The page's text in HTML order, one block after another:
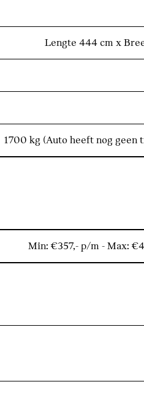
Lengte 444 cm x
1700 kg (Auto heeft nog geen
Min: €357,- p/m - Max: